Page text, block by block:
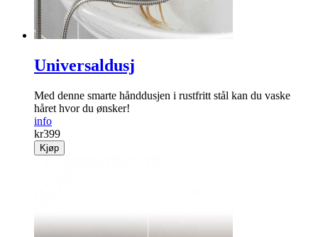
Universaldusj
Med denne smarte hånddusjen i rustfritt stål kan du vaske
håret hvor du ønsker!
info
kr399
Kjøp